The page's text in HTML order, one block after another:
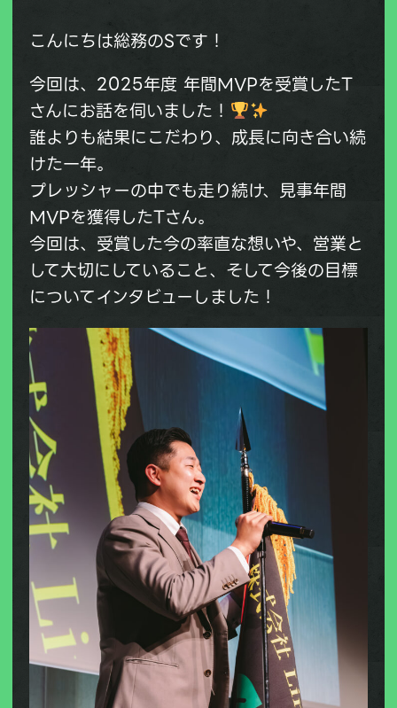
こんにちは総務のSです！
今回は、2025年度 年間MVPを受賞したT
さんにお話を伺いました！
誰よりも結果にこだわり、成長に向き合い続
けた一年。
プレッシャーの中でも走り続け、見事年間
MVPを獲得したTさん。
今回は、受賞した今の率直な想いや、営業と
して大切にしていること、そして今後の目標
についてインタビューしました！